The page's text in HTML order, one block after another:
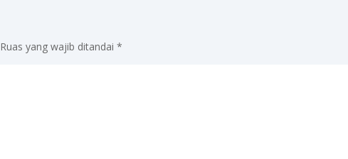
Ruas yang wajib ditandai*